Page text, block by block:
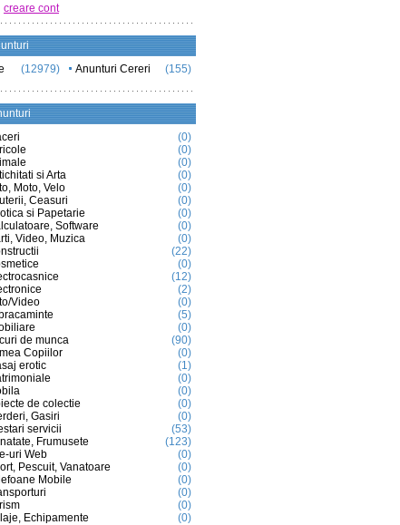
creare cont
(12979) Anunturi Cereri (155)
(0)
(0)
(0)
si Arta
(0)
Moto, Velo
(0)
Ceasuri
(0)
si Papetarie
(0)
Software
(0)
Video, Muzica
(0)
(22)
(0)
(12)
(2)
Video
(0)
(5)
(0)
de munca
(90)
Copiilor
(0)
erotic
(1)
(0)
(0)
de colectie
(0)
Gasiri
(0)
servicii
(53)
Frumusete
(123)
uri Web
(0)
Pescuit, Vanatoare
(0)
Mobile
(0)
(0)
(0)
Echipamente
(0)